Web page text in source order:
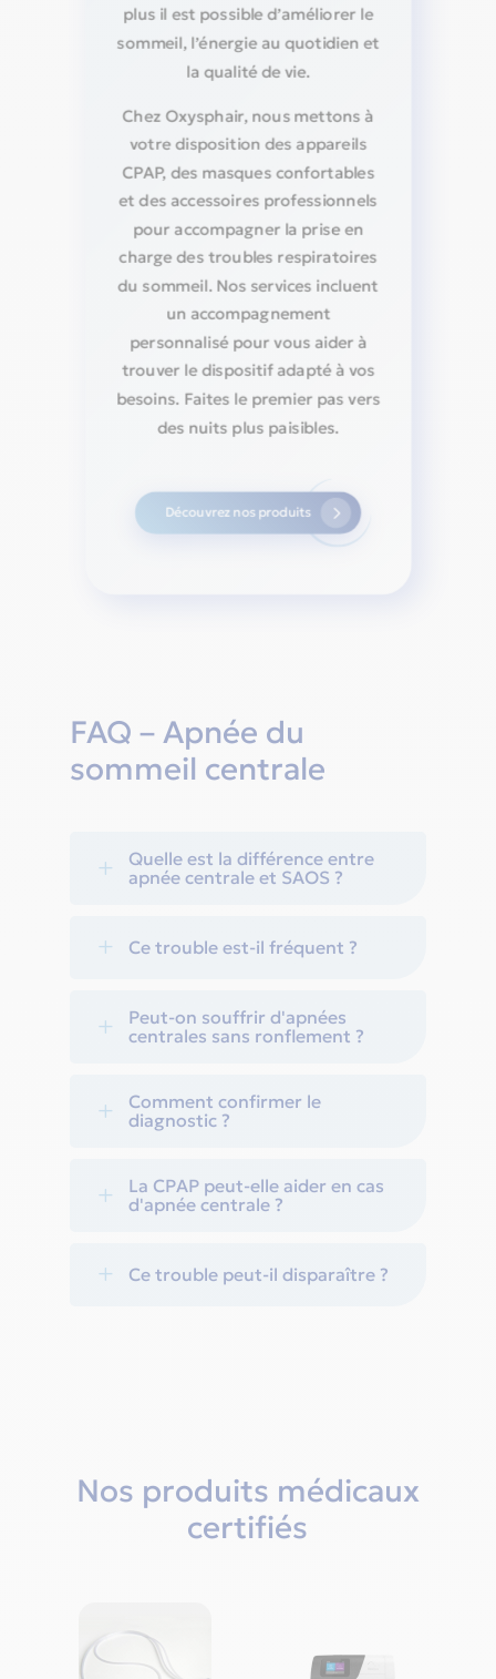
plus il est possible d’améliorer le
sommeil, l’énergie au quotidien et
la qualité de vie.
Chez Oxysphair, nous mettons à
votre disposition des appareils
CPAP, des masques confortables
et des accessoires professionnels
pour accompagner la prise en
charge des troubles respiratoires
du sommeil. Nos services incluent
un accompagnement
personnalisé pour vous aider à
trouver le dispositif adapté à vos
besoins. Faites le premier pas vers
des nuits plus paisibles.
Découvrez nos produits
FAQ – Apnée du
sommeil centrale
L
Quelle est la différence entre
apnée centrale et SAOS ?
L Ce trouble est-il fréquent ?
L
Peut-on souffrir d'apnées
centrales sans ronflement ?
L
Comment confirmer le
diagnostic ?
L
La CPAP peut-elle aider en cas
d'apnée centrale ?
L Ce trouble peut-il disparaître ?
Nos produits médicaux
certifiés